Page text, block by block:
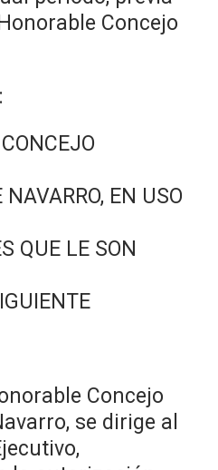
Concejo
NAVARRO, EN USO
QUE LE SON
Concejo
se dirige al